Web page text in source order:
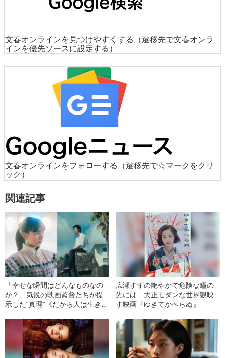
文春オンラインを見つけやすくする
（遷移先で文春オンラ
インを優先ソースに設定する）
文春オンラインをフォローする
（遷移先で☆マークをクリ
ック）
関連記事
「幸せな瞬間はどんなものなの
か？」気鋭の映画監督たちが提
示した“真理”《だから人は生きて
広瀬すずの艶やかで危険な瞳の
先には…大正モダンな世界観映
す映画『ゆきてかへらぬ』